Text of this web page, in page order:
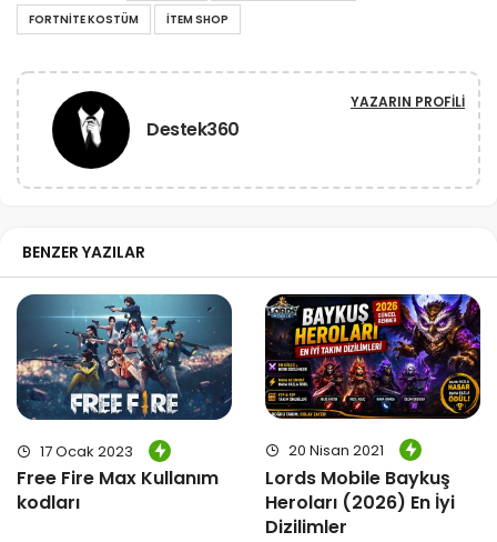
FORTNITE KOSTÜM
ITEM SHOP
Destek360
YAZARIN PROFILI
BENZER YAZILAR
17 Ocak 2023
Free Fire Max Kullanım
kodları
20 Nisan 2021
Lords Mobile Baykuş
Heroları (2026) En İyi
Dizilimler